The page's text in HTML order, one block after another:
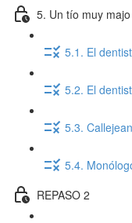
5. Un tío muy majo
5.1. El
5.2. El
5.3.
5.4.
REPASO 2